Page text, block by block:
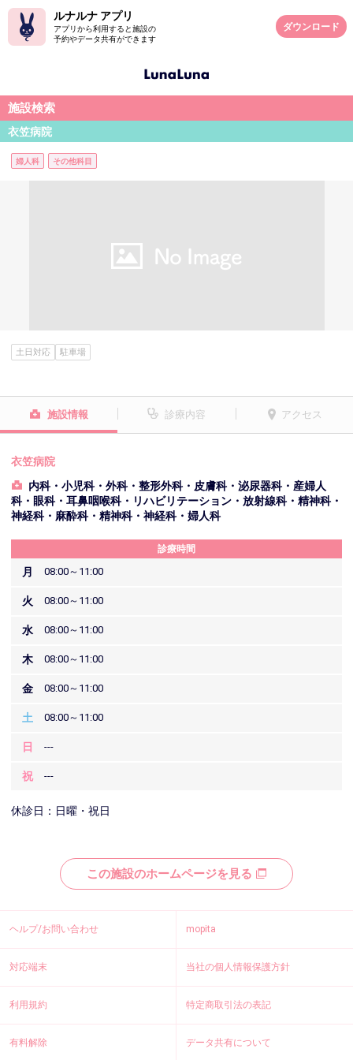
ルナルナ アプリ
アプリから利用すると施設の
予約やデータ共有ができます
ダウンロード
施設検索
衣笠病院
婦人科 その他科目
土日対応 駐車場
施設情報 診療内容 アクセス
衣笠病院
内科・小児科・外科・整形外科・皮膚科・泌尿器科・産婦人
科・眼科・耳鼻咽喉科・リハビリテーション・放射線科・精神科・
神経科・麻酔科・精神科・神経科・婦人科
診療時間
月 08:00～11:00
火 08:00～11:00
水 08:00～11:00
木 08:00～11:00
金 08:00～11:00
土 08:00～11:00
日 ---
祝 ---
休診日：日曜・祝日
この施設のホームページを見る
ヘルプ/お問い合わせ mopita
対応端末 当社の個人情報保護方針
利用規約 特定商取引法の表記
有料解除 データ共有について